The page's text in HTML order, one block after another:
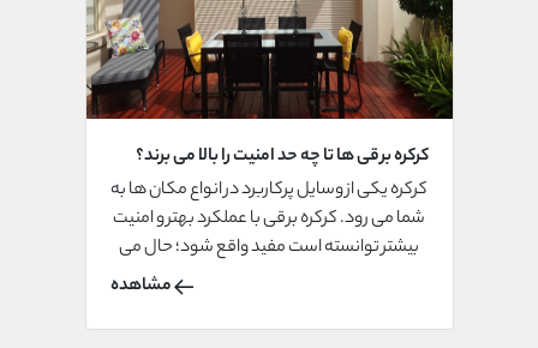
کرکره برقی ها تا چه حد امنیت را بالا می برند؟
کرکره یکی از وسایل پرکاربرد در انواع مکان ها به
شما می رود. کرکره برقی با عملکرد بهتر و امنیت
بیشتر توانسته است مفید واقع شود؛ حال می
خواهیم بدانیم کرکره برقی ها تا چه حد امنیت را
مشاهده